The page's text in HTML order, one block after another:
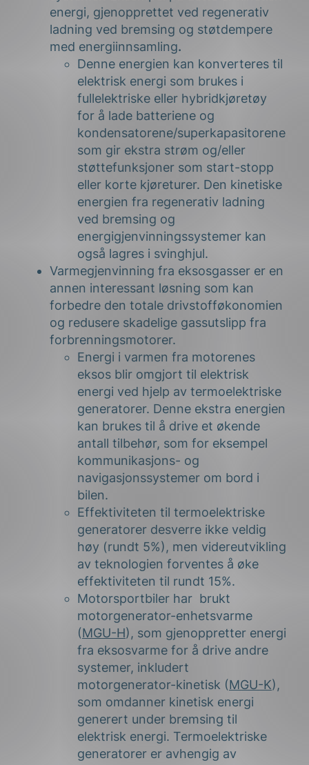
energi, gjenopprettet ved regenerativ
ladning ved bremsing og støtdempere
med energiinnsamling.
Denne energien kan konverteres til
elektrisk energi som brukes i
fullelektriske eller hybridkjøretøy
for å lade batteriene og
kondensatorene/superkapasitorene
som gir ekstra strøm og/eller
støttefunksjoner som start-stopp
eller korte kjøreturer. Den kinetiske
energien fra regenerativ ladning
ved bremsing og
energigjenvinningssystemer kan
også lagres i svinghjul.
Varmegjenvinning fra eksosgasser er en
annen interessant løsning som kan
forbedre den totale drivstofføkonomien
og redusere skadelige gassutslipp fra
forbrenningsmotorer.
Energi i varmen fra motorenes
eksos blir omgjort til elektrisk
energi ved hjelp av termoelektriske
generatorer. Denne ekstra energien
kan brukes til å drive et økende
antall tilbehør, som for eksempel
kommunikasjons- og
navigasjonssystemer om bord i
bilen.
Effektiviteten til termoelektriske
generatorer desverre ikke veldig
høy (rundt 5%), men videreutvikling
av teknologien forventes å øke
effektiviteten til rundt 15%.
Motorsportbiler har brukt
motorgenerator-enhetsvarme
(MGU-H), som gjenoppretter energi
fra eksosvarme for å drive andre
systemer, inkludert
motorgenerator-kinetisk (MGU-K),
som omdanner kinetisk energi
generert under bremsing til
elektrisk energi. Termoelektriske
generatorer er avhengig av